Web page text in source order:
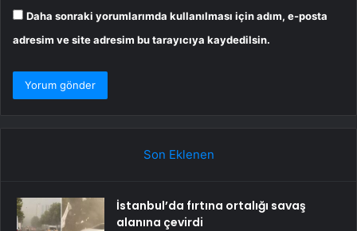
Daha sonraki yorumlarımda kullanılması için adım, e-posta
adresim ve site adresim bu tarayıcıya kaydedilsin.
Son Eklenen
İstanbul’da fırtına ortalığı savaş
alanına çevirdi